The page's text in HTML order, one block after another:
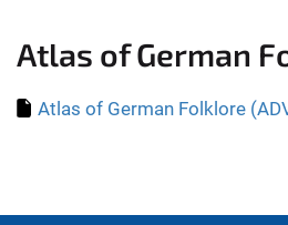
Atlas of German
Atlas of German Folklore